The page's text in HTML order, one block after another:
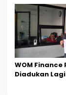
Percepatan
‎WOM Finance
Diadukan Lagi